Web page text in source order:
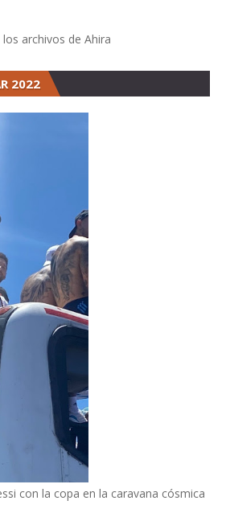
archivos de Ahira
2022
con la copa en la caravana cósmica